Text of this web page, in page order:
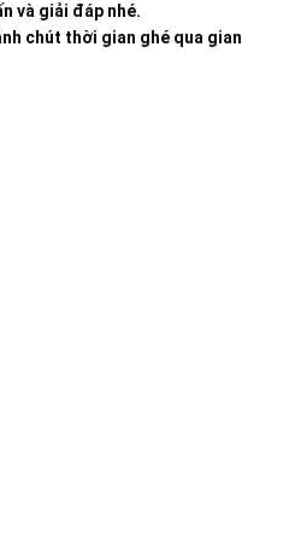
và giải đáp nhé.
chút thời gian ghé qua gian